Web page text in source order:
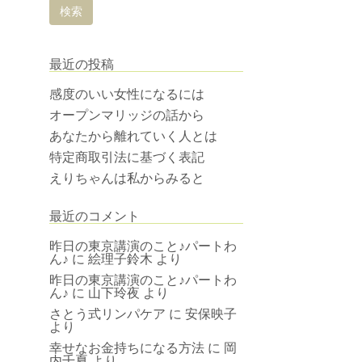
最近の投稿
感度のいい女性になるには
オープンマリッジの話から
あなたから離れていく人とは
特定商取引法に基づく表記
えりちゃんは私からみると
最近のコメント
昨日の東京講演のこと♪パートわ
ん♪ に 絵理子鈴木 より
昨日の東京講演のこと♪パートわ
ん♪ に 山下玲夜 より
さとう式リンパケア に 安保映子
より
幸せなお金持ちになる方法 に 岡